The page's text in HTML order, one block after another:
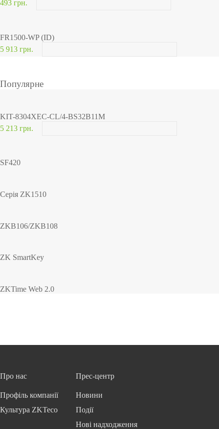
493 грн.
FR1500-WP (ID)
5 913 грн.
Популярне
KIT-8304XEC-CL/4-BS32B11M
5 213 грн.
SF420
Серія ZK1510
ZKB106/ZKB108
ZK SmartKey
ZKTime Web 2.0
Про нас
Профіль компанії
Культура ZKTeco
Прес-центр
Новини
Події
Нові надходження